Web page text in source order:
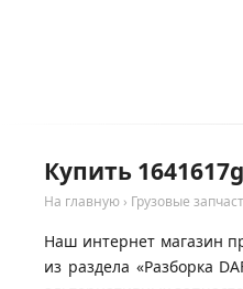
Купить
На главную › Грузовые
Наш интернет магазин
из раздела «Разборка